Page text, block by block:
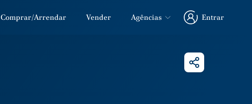
Comprar/Arrendar Vender Agências
Entrar
Entrar
Partilhar